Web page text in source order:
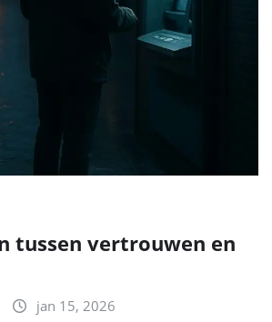
tussen vertrouwen en
jan 15, 2026